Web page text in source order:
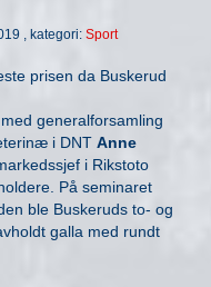
, kategori: Sport
prisen da Buskerud
generalforsamling
i DNT Anne
i Rikstoto
På seminaret
ble Buskeruds to- og
galla med rundt